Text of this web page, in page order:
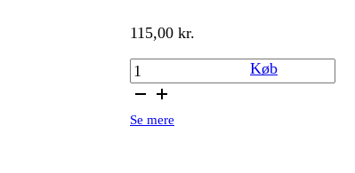
115,00 kr.
Bamse
"I
Suzuki"
Køb
Se mere